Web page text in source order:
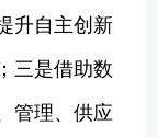
升自主创新
三是借助数
管理、供应